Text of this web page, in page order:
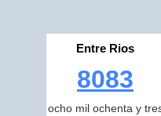
Entre Rios
8083
ocho mil ochenta y